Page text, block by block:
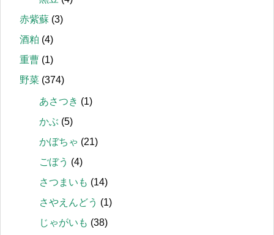
赤紫蘇 (3)
酒粕 (4)
重曹 (1)
野菜 (374)
あさつき (1)
かぶ (5)
かぼちゃ (21)
ごぼう (4)
さつまいも (14)
さやえんどう (1)
じゃがいも (38)